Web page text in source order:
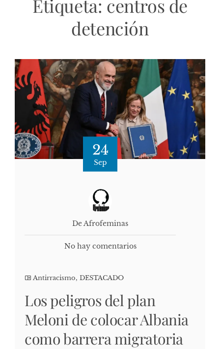
Etiqueta: centros de
detención
24
Sep
De Afrofeminas
No hay comentarios
Antirracismo, DESTACADO
Los peligros del plan
Meloni de colocar Albania
como barrera migratoria